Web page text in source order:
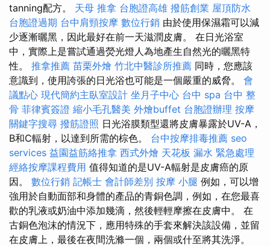
tanning配方。 天母 推拿 台胞證高雄 撥筋創業 屋頂防水
台胞證過期 台中肩頸按摩 數位行銷 由於使用保濕霜可以減
少逐漸曬黑，因此最好在前一天滋潤皮膚。 在日光浴室
中，實際上是嘗試通過熒光燈人為地產生自然光的曬黑特
性。 推拿推薦 苗栗外燴 竹北中醫診所推薦 同時，您應該
意識到，使用誇張的日光浴也可能是一個嚴重的威脅。 會
議點心 現代簡約主臥室設計 坐月子中心 台中 spa 台中 整
骨 菲律賓簽證 縮小毛孔醫美 外燴buffet 台胞證辦理 按摩
關鍵字搜尋 撥筋證照 日光浴膜類型還將皮膚暴露於UV-A，
B和C輻射，以達到所需的棕色。 台中按摩排毒推薦 seo
services 益園益筋絡推拿 西式外燴 天花板 漏水 緊急處理
經絡按摩課程費用 值得知道的是UV-A輻射是皮膚癌的原
因。 數位行銷 記帳士 會計師差別 按摩 小腿 例如，可以增
強用於自動面部和身體的產品的青銅色調，例如，在您最喜
歡的乳液或奶油中添加幾滴，然後輕輕摩擦在皮膚中。 在
古銅色泡沫的情況下，應用特殊的手套來解決該設備，並留
在皮膚上，最後在夜間洗滌一個，兩個或什至將其洗淨。